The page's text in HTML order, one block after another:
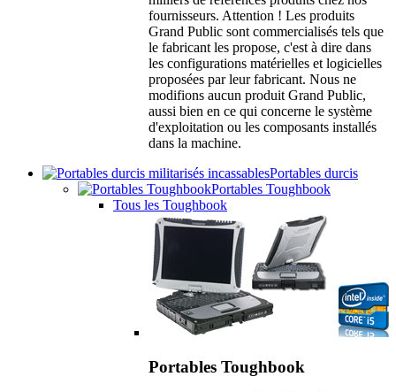
fournisseurs. Attention ! Les produits
Grand Public sont commercialisés tels que
le fabricant les propose, c'est à dire dans
les configurations matérielles et logicielles
proposées par leur fabricant. Nous ne
modifions aucun produit Grand Public,
aussi bien en ce qui concerne le système
d'exploitation ou les composants installés
dans la machine.
Portables durcis
Portables Toughbook
Tous les Toughbook
Portables Toughbook